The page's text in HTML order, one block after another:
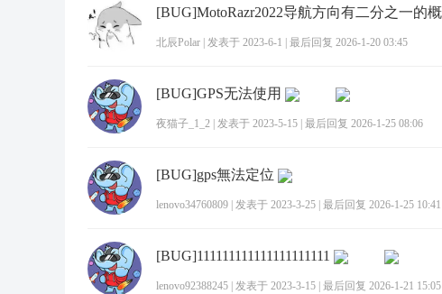
北辰Polar 发表于 2023-6-1 最后回复 2026-1-20 03:45
[BUG]GPS无法使用
夜猫子_1_2 发表于 2023-5-15 最后回复 2026-1-25 08:06
[BUG]gps無法定位
lenovo34760809 发表于 2023-3-25 最后回复 2026-1-25 10:41
[BUG]111111111111111111111
lenovo92388245 发表于 2023-3-15 最后回复 2026-1-21 15:05